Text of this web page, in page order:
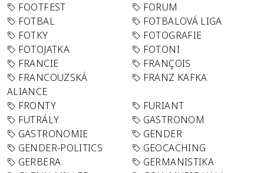
FOOTFEST
FORUM
FOTBAL
FOTBALOVÁ LIGA
FOTKY
FOTOGRAFIE
FOTOJATKA
FOTONI
FRANCIE
FRANÇOIS
FRANCOUZSKÁ
ALIANCE
FRANZ KAFKA
FRONTY
FURIANT
FUTRÁLY
GASTRONOM
GASTRONOMIE
GENDER
GENDER-POLITICS
GEOCACHING
GERBERA
GERMANISTIKA